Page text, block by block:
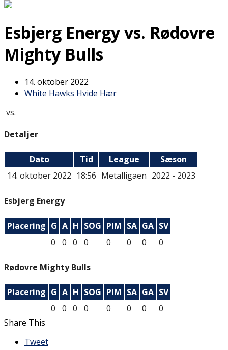
Esbjerg Energy vs. Rødovre
Mighty Bulls
14. oktober 2022
White Hawks Hvide Hær
vs.
Detaljer
Dato Tid League
Sæson
14. oktober 2022 18:56 Metalligaen 2022 - 2023
Esbjerg Energy
Placering G A H SOG PIM SA GA SV
0
0 0 0 0 0 0 0
Rødovre Mighty Bulls
Placering G A H SOG PIM SA GA SV
0
0 0 0 0 0 0
0
Share This
Tweet